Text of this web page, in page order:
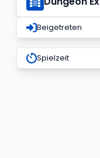
Beigetreten
Spielzeit